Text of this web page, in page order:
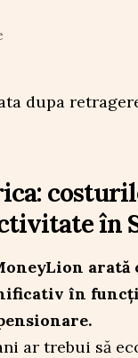
în
în
ar trebui să